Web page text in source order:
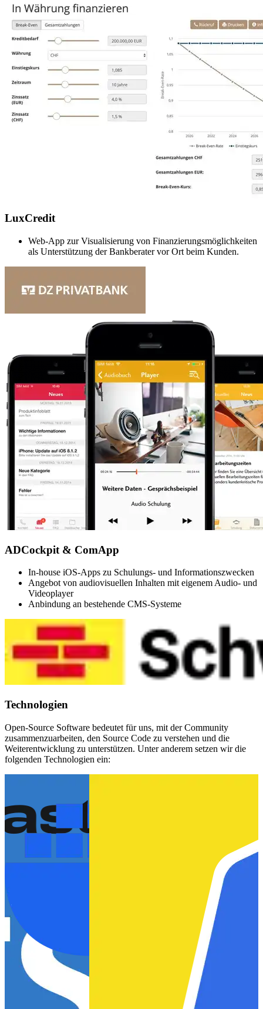
LuxCredit
Web-App zur Visualisierung von Finanzierungsmöglichkeiten
als Unterstützung der Bankberater vor Ort beim Kunden.
ADCockpit & ComApp
In-house iOS-Apps zu Schulungs- und Informationszwecken
Angebot von audiovisuellen Inhalten mit eigenem Audio- und
Videoplayer
Anbindung an bestehende CMS-Systeme
Technologien
Open-Source Software bedeutet für uns, mit der Community
zusammenzuarbeiten, den Source Code zu verstehen und die
Weiterentwicklung zu unterstützen. Unter anderem setzen wir die
folgenden Technologien ein: